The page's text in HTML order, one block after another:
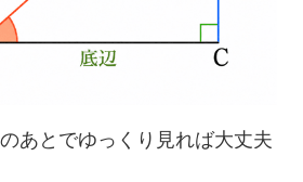
あとでゆっくり見れば大丈夫